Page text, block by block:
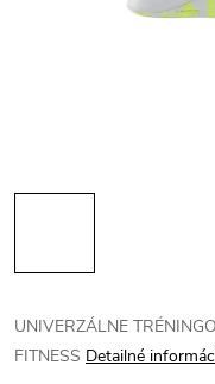
UNIVERZÁLNE
FITNESS Detailné